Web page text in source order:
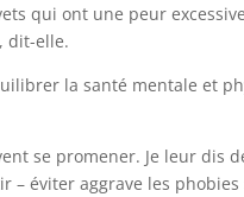
qui ont une peur
dit-elle.
la santé mentale et
se promener. Je leur dis
– éviter aggrave les